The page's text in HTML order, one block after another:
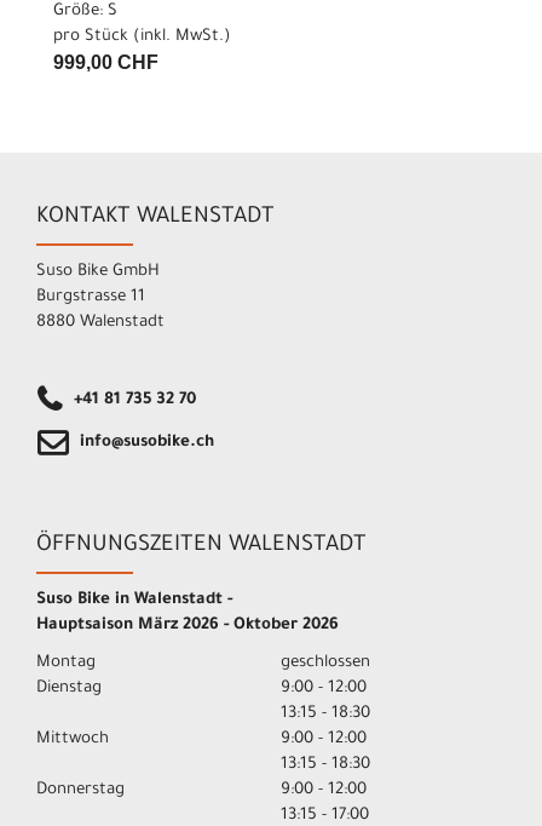
Größe: S
pro Stück (inkl. MwSt.)
999,00 CHF
KONTAKT WALENSTADT
Suso Bike GmbH
Burgstrasse 11
8880 Walenstadt
+41 81 735 32 70
info@susobike.ch
ÖFFNUNGSZEITEN WALENSTADT
Suso Bike in Walenstadt -
Hauptsaison März 2026 - Oktober 2026
Montag
geschlossen
Dienstag
9:00 - 12:00
13:15 - 18:30
Mittwoch
9:00 - 12:00
13:15 - 18:30
Donnerstag
9:00 - 12:00
13:15 - 17:00